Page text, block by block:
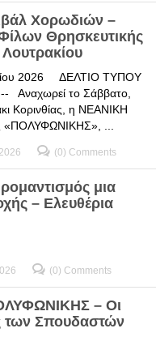
Χορωδιών –
Θρησκευτικής
2026 ΔΕΛΤΙΟ ΤΥΠΟΥ
Αναχωρεί το Σάββατο,
Κορινθίας, η ΝΕΑΝΙΚΗ
«ΠΟΛΥΦΩΝΙΚΗΣ», ...
(0) Comments
μια
– Ελευθέρια
(0) Comments
– Οι
των Σπουδαστών